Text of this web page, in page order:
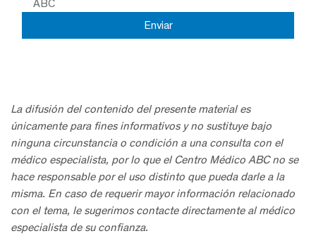
ABC
La difusión del contenido del presente material es
únicamente para fines informativos y no sustituye bajo
ninguna circunstancia o condición a una consulta con el
médico especialista, por lo que el Centro Médico ABC no se
hace responsable por el uso distinto que pueda darle a la
misma. En caso de requerir mayor información relacionado
con el tema, le sugerimos contacte directamente al médico
especialista de su confianza.